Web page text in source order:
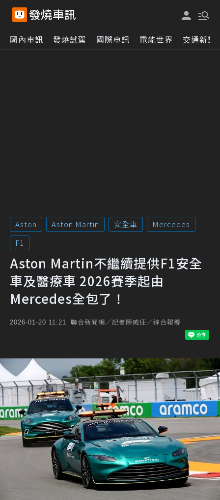
國內車訊 發燒試駕 國際車訊 電能世界 交通新訊
Aston Aston Martin 安全車
Mercedes
F1
Aston Martin不繼續提供F1安全
車及醫療車 2026賽季起由
Mercedes全包了！
2026-01-20 11:21 聯合新聞網／記者陳威任／綜合報導